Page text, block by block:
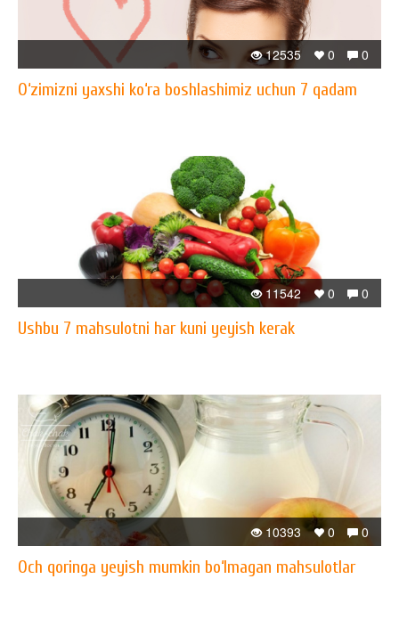
0
0
12535
O‘zimizni yaxshi ko‘ra boshlashimiz uchun 7 qadam
0
0
11542
Ushbu 7 mahsulotni har kuni yeyish kerak
0
0
10393
Och qoringa yeyish mumkin bo‘lmagan mahsulotlar